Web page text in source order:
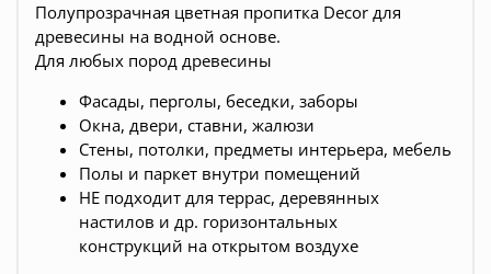
Полупрозрачная цветная пропитка Decor для
древесины на водной основе.
Для любых пород древесины
Фасады, перголы, беседки, заборы
Окна, двери, ставни, жалюзи
Стены, потолки, предметы интерьера, мебель
Полы и паркет внутри помещений
НЕ подходит для террас, деревянных
настилов и др. горизонтальных
конструкций на открытом воздухе